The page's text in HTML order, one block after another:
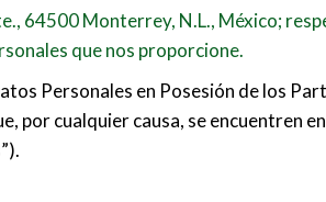
64500 Monterrey, N.L., México;
que nos proporcione.
Personales en Posesión de los
por cualquier causa, se encuentren